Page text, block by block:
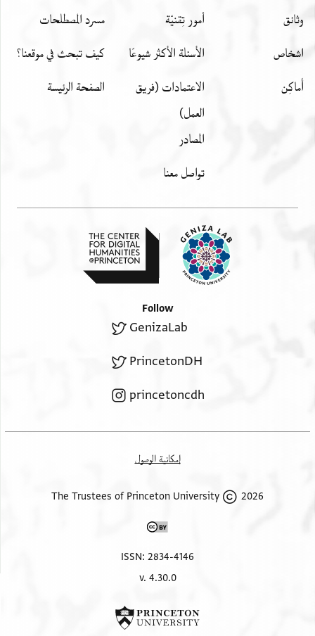
وثائق
اشخاص
أَماكِن
أمور تِقنيّة
الأسئلة الأكثر شيوعًا
الاعتمادات (فريق
العمل)
المصادر
تواصل معنا
مسرد المصطلحات
كيف تبحث في موقعنا؟
الصفحة الرئيسة
Follow
GenizaLab
PrincetonDH
princetoncdh
إمكانية الوصول
2026 The Trustees of Princeton University
ISSN: 2834-4146
v. 4.30.0